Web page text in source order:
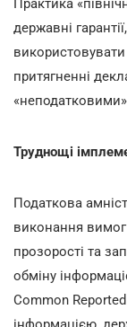
Практика
державні
притягненні
Труднощі
Податкова
виконання вимог
прозорості та
обміну
Common